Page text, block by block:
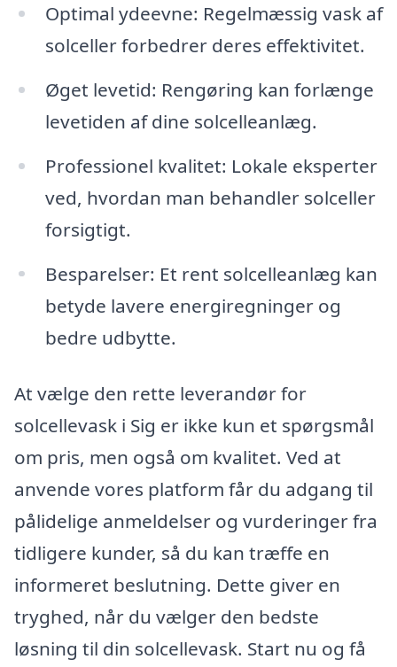
Optimal ydeevne: Regelmæssig vask af
solceller forbedrer deres effektivitet.
Øget levetid: Rengøring kan forlænge
levetiden af dine solcelleanlæg.
Professionel kvalitet: Lokale eksperter
ved, hvordan man behandler solceller
forsigtigt.
Besparelser: Et rent solcelleanlæg kan
betyde lavere energiregninger og
bedre udbytte.
At vælge den rette leverandør for
solcellevask i Sig er ikke kun et spørgsmål
om pris, men også om kvalitet. Ved at
anvende vores platform får du adgang til
pålidelige anmeldelser og vurderinger fra
tidligere kunder, så du kan træffe en
informeret beslutning. Dette giver en
tryghed, når du vælger den bedste
løsning til din solcellevask. Start nu og få